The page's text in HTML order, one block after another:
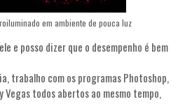
em ambiente de pouca luz
e posso dizer que o desempenho é bem
trabalho com os programas Photoshop,
todos abertos ao mesmo tempo,